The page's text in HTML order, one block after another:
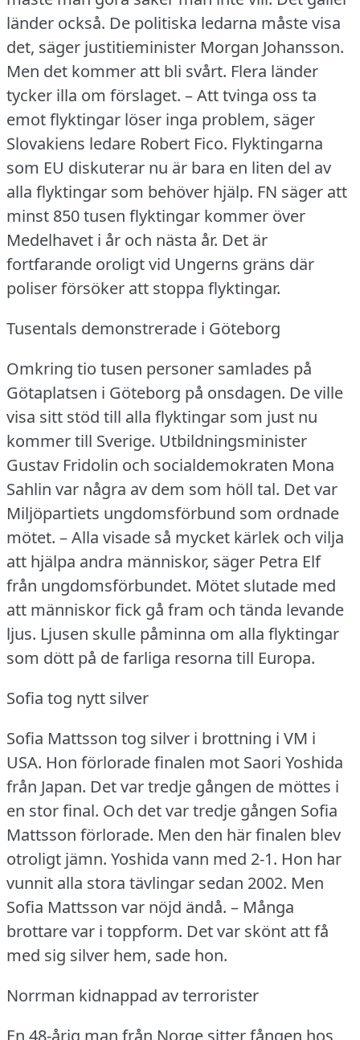
länder också. De politiska ledarna måste visa
det, säger justitieminister Morgan Johansson.
Men det kommer att bli svårt. Flera länder
tycker illa om förslaget. – Att tvinga oss ta
emot flyktingar löser inga problem, säger
Slovakiens ledare Robert Fico. Flyktingarna
som EU diskuterar nu är bara en liten del av
alla flyktingar som behöver hjälp. FN säger att
minst 850 tusen flyktingar kommer över
Medelhavet i år och nästa år. Det är
fortfarande oroligt vid Ungerns gräns där
poliser försöker att stoppa flyktingar.
Tusentals demonstrerade i Göteborg
Omkring tio tusen personer samlades på
Götaplatsen i Göteborg på onsdagen. De ville
visa sitt stöd till alla flyktingar som just nu
kommer till Sverige. Utbildningsminister
Gustav Fridolin och socialdemokraten Mona
Sahlin var några av dem som höll tal. Det var
Miljöpartiets ungdomsförbund som ordnade
mötet. – Alla visade så mycket kärlek och vilja
att hjälpa andra människor, säger Petra Elf
från ungdomsförbundet. Mötet slutade med
att människor fick gå fram och tända levande
ljus. Ljusen skulle påminna om alla flyktingar
som dött på de farliga resorna till Europa.
Sofia tog nytt silver
Sofia Mattsson tog silver i brottning i VM i
USA. Hon förlorade finalen mot Saori Yoshida
från Japan. Det var tredje gången de möttes i
en stor final. Och det var tredje gången Sofia
Mattsson förlorade. Men den här finalen blev
otroligt jämn. Yoshida vann med 2-1. Hon har
vunnit alla stora tävlingar sedan 2002. Men
Sofia Mattsson var nöjd ändå. – Många
brottare var i toppform. Det var skönt att få
med sig silver hem, sade hon.
Norrman kidnappad av terrorister
En 48-årig man från Norge sitter fången hos